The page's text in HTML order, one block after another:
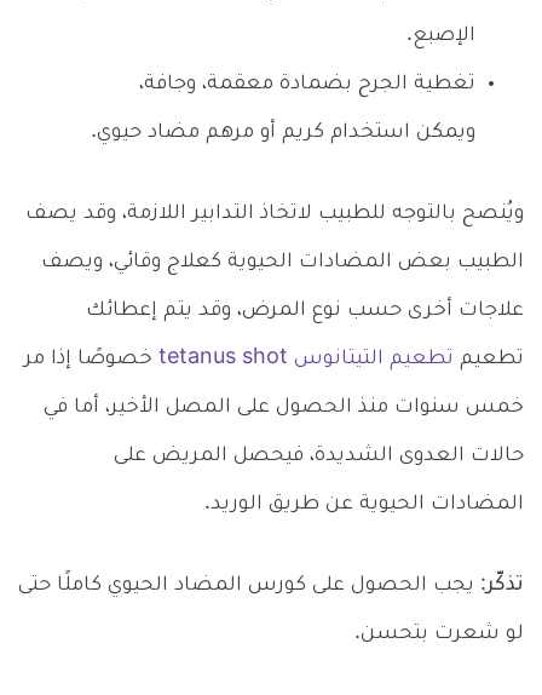
الإصبع.
تغطية الجرح بضمادة معقمة، وجافة،
ويمكن استخدام كريم أو مرهم مضاد حيوي.
ويُنصح بالتوجه للطبيب لاتخاذ التدابير اللازمة، وقد يصف
الطبيب بعض المضادات الحيوية كعلاج وقائي، ويصف
علاجات أخرى حسب نوع المرض، وقد يتم إعطائك
تطعيم تطعيم التيتانوس tetanus shot خصوصًا إذا مر
خمس سنوات منذ الحصول على المصل الأخير، أما في
حالات العدوى الشديدة، فيحصل المريض على
المضادات الحيوية عن طريق الوريد.
تذكّر: يجب الحصول على كورس المضاد الحيوي كاملًا حتى
لو شعرت بتحسن.